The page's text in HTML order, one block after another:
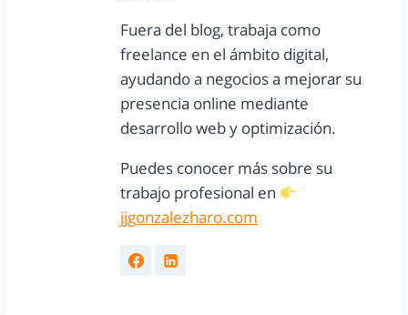
Fuera del blog, trabaja como
freelance en el ámbito digital,
ayudando a negocios a mejorar su
presencia online mediante
desarrollo web y optimización.
Puedes conocer más sobre su
trabajo profesional en
jjgonzalezharo.com